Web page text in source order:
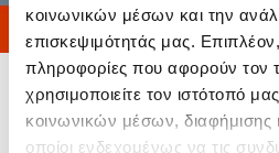
κοινωνικών μέσων και την
επισκεψιμότητάς μας.
πληροφορίες που αφορούν τον
χρησιμοποιείτε τον ιστότοπό
κοινωνικών μέσων, διαφήμισης
οποίοι ενδεχομένως να τις
ΑΝΤΛΙΕΣ